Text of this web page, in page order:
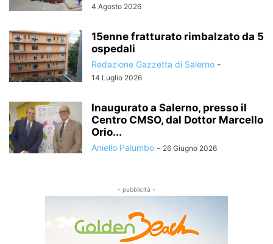
4 Agosto 2026
15enne fratturato rimbalzato da 5
ospedali
Redazione Gazzetta di Salerno -
14 Luglio 2026
Inaugurato a Salerno, presso il
Centro CMSO, dal Dottor Marcello
Orio...
Aniello Palumbo - 26 Giugno 2026
- pubblicità -